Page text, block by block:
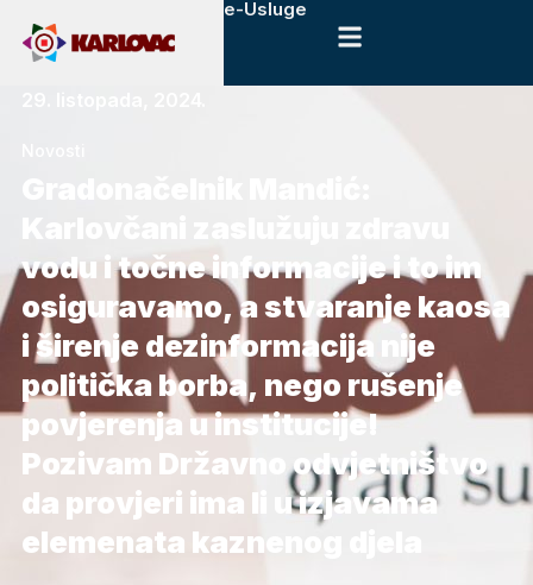
e-Usluge
vodu i točne informacije i to im
osiguravamo, a stvaranje kaosa
i širenje dezinformacija nije
politička borba, nego rušenje
povjerenja u institucije!
Pozivam Državno odvjetništvo
da provjeri ima li u izjavama
elemenata kaznenog djela